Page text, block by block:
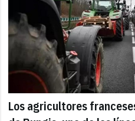
Los agricultores